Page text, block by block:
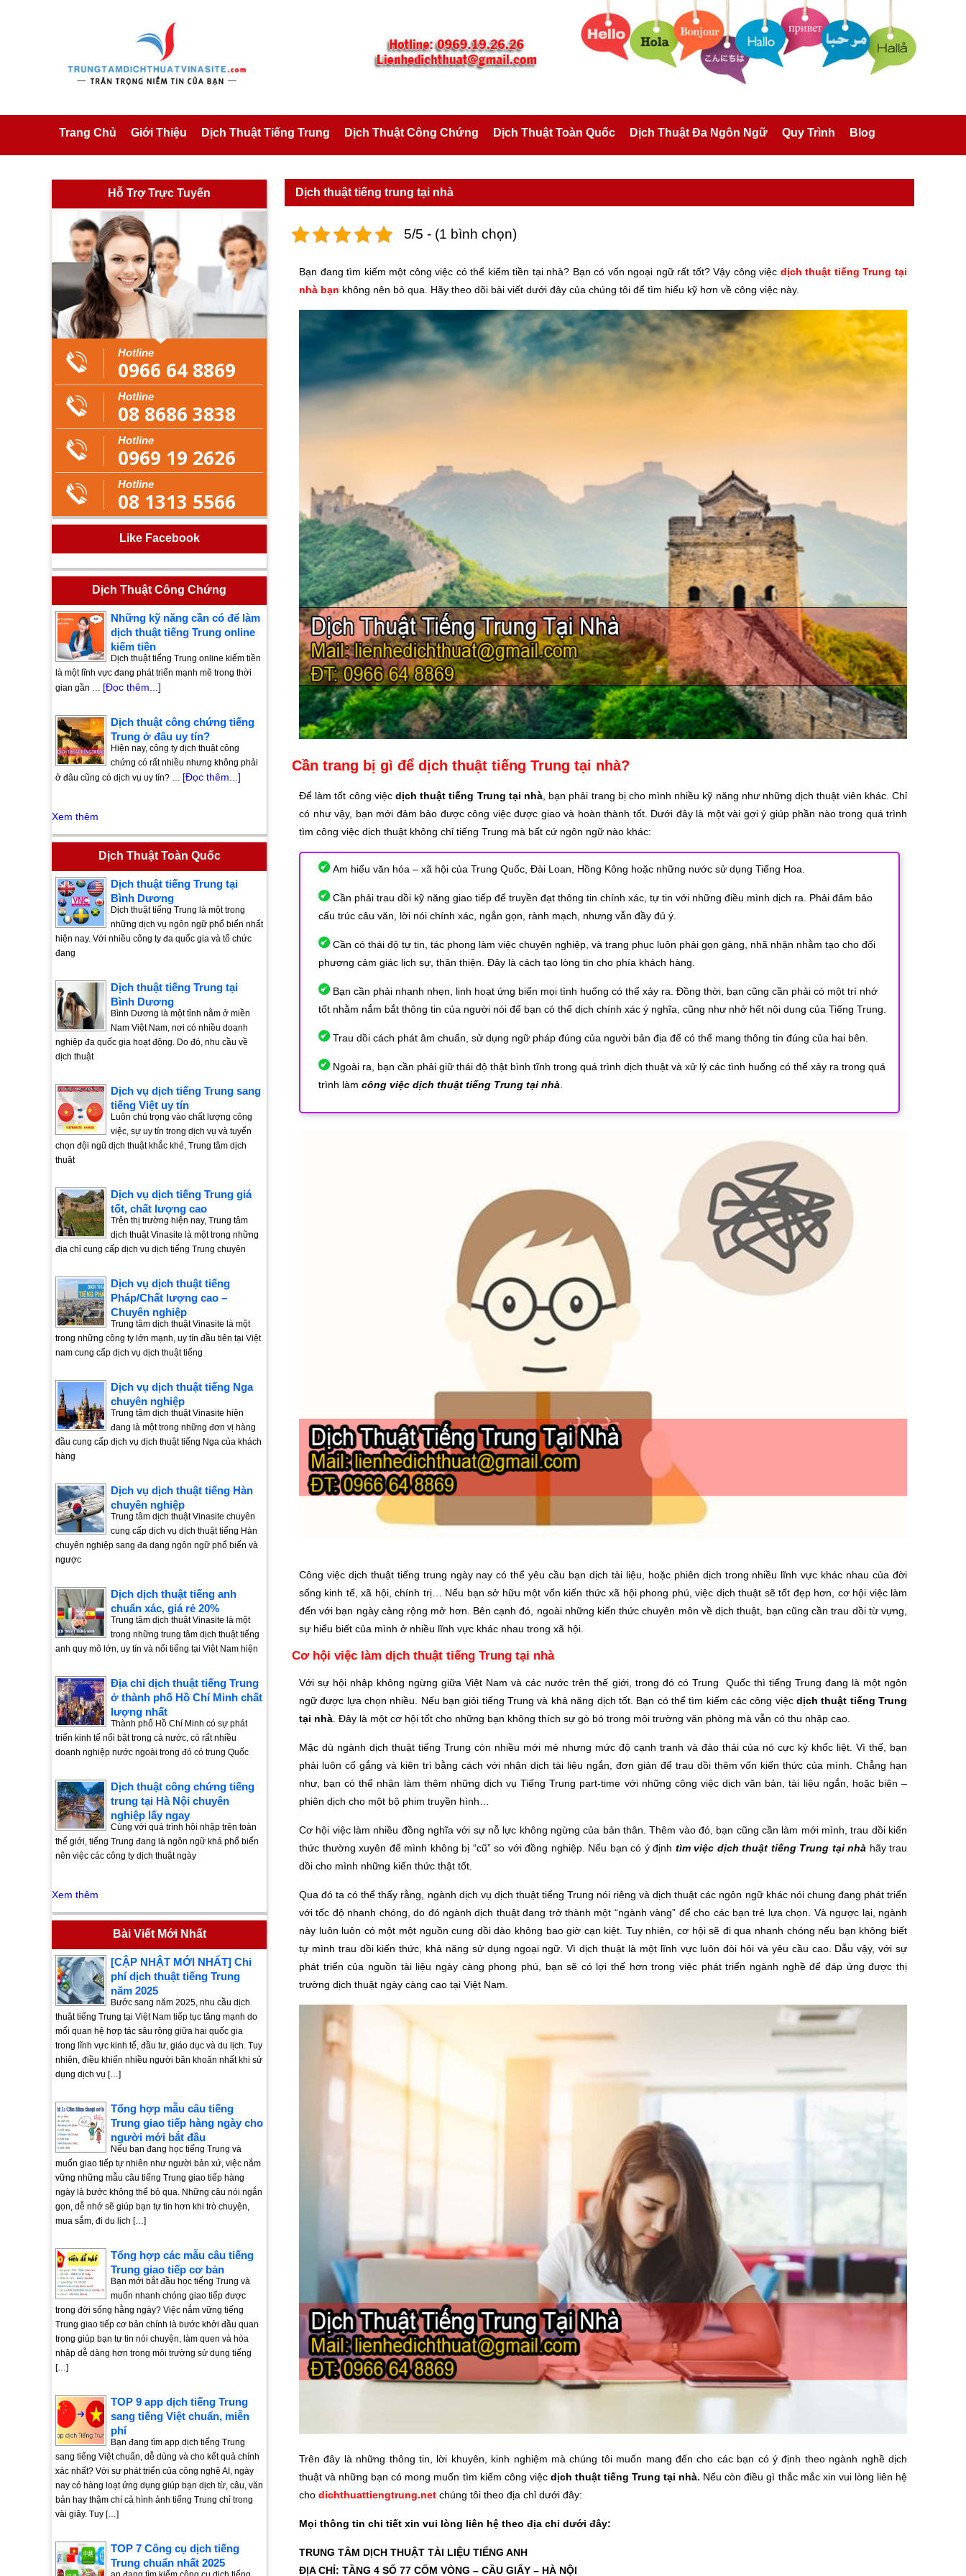
Trang Chủ Giới Thiệu Dịch Thuật Tiếng Trung Dịch Thuật Công Chứng Dịch Thuật Toàn Quốc Dịch Thuật Đa Ngôn Ngữ Quy Trình Blog
Dịch thuật tiếng trung tại nhà
5/5 - (1 bình chọn)
Bạn đang tìm kiếm một công việc có thể kiếm tiền tại nhà? Bạn có vốn ngoại ngữ rất tốt? Vậy công việc dịch thuật tiếng Trung tại
nhà bạn không nên bỏ qua. Hãy theo dõi bài viết dưới đây của chúng tôi để tìm hiểu kỹ hơn về công việc này.
Cần trang bị gì để dịch thuật tiếng Trung tại nhà?
Để làm tốt công việc dịch thuật tiếng Trung tại nhà, bạn phải trang bị cho mình nhiều kỹ năng như những dịch thuật viên khác. Chỉ
có như vậy, bạn mới đảm bảo được công việc được giao và hoàn thành tốt. Dưới đây là một vài gợi ý giúp phần nào trong quá trình
tìm công việc dịch thuật không chỉ tiếng Trung mà bất cứ ngôn ngữ nào khác:
Am hiểu văn hóa – xã hội của Trung Quốc, Đài Loan, Hồng Kông hoặc những nước sử dụng Tiếng Hoa.
Cần phải trau dồi kỹ năng giao tiếp để truyền đạt thông tin chính xác, tự tin với những điều mình dịch ra. Phải đảm bảo
cấu trúc câu văn, lời nói chính xác, ngắn gọn, rành mạch, nhưng vẫn đầy đủ ý.
Cần có thái độ tự tin, tác phong làm việc chuyên nghiệp, và trang phục luôn phải gọn gàng, nhã nhặn nhằm tạo cho đối
phương cảm giác lịch sự, thân thiện. Đây là cách tạo lòng tin cho phía khách hàng.
Bạn cần phải nhanh nhẹn, linh hoạt ứng biến mọi tình huống có thể xảy ra. Đồng thời, bạn cũng cần phải có một trí nhớ
tốt nhằm nắm bắt thông tin của người nói để bạn có thể dịch chính xác ý nghĩa, cũng như nhớ hết nội dung của Tiếng Trung.
Trau dồi cách phát âm chuẩn, sử dụng ngữ pháp đúng của người bản địa để có thể mang thông tin đúng của hai bên.
Ngoài ra, bạn cần phải giữ thái độ thật bình tĩnh trong quá trình dịch thuật và xử lý các tình huống có thể xảy ra trong quá
trình làm công việc dịch thuật tiếng Trung tại nhà
Công việc dịch thuật tiếng trung ngày nay có thể yêu cầu bạn dịch tài liệu, hoặc phiên dịch trong nhiều lĩnh vực khác nhau của đời
sống kinh tế, xã hội, chính trị… Nếu bạn sở hữu một vốn kiến thức xã hội phong phú, việc dịch thuật sẽ tốt đẹp hơn, cơ hội việc làm
đến với bạn ngày càng rộng mở hơn. Bên cạnh đó, ngoài những kiến thức chuyên môn về dịch thuật, bạn cũng cần trau dồi từ vựng,
sự hiểu biết của mình ở nhiều lĩnh vực khác nhau trong xã hội.
Cơ hội việc làm dịch thuật tiếng Trung tại nhà
Với sự hội nhập không ngừng giữa Việt Nam và các nước trên thế giới, trong đó có Trung Quốc thì tiếng Trung đang là một ngôn
ngữ được lựa chọn nhiều. Nếu bạn giỏi tiếng Trung và khả năng dịch tốt. Bạn có thể tìm kiếm các công việc dịch thuật tiếng Trung
tại nhà . Đây là một cơ hội tốt cho những bạn không thích sự gò bó trong môi trường văn phòng mà vẫn có thu nhập cao.
Mặc dù ngành dịch thuật tiếng Trung còn nhiều mới mẻ nhưng mức độ cạnh tranh và đào thải của nó cực kỳ khốc liệt. Vì thế, bạn
phải luôn cố gắng và kiên trì bằng cách với nhận dịch tài liệu ngắn, đơn giản để trau dồi thêm vốn kiến thức của mình. Chẳng hạn
như, bạn có thể nhận làm thêm những dịch vụ Tiếng Trung part-time với những công việc dịch văn bản, tài liệu ngắn, hoặc biên –
phiên dịch cho một bộ phim truyền hình…
Cơ hội việc làm nhiều đồng nghĩa với sự nỗ lực không ngừng của bản thân. Thêm vào đó, bạn cũng cần làm mới mình, trau dồi kiến
thức thường xuyên để mình không bị “cũ” so với đồng nghiệp. Nếu bạn có ý định tìm việc dịch thuật tiếng Trung tại nhà hãy trau
dồi cho mình những kiến thức thật tốt.
Qua đó ta có thể thấy rằng, ngành dịch vụ dịch thuật tiếng Trung nói riêng và dịch thuật các ngôn ngữ khác nói chung đang phát triển
với tốc độ nhanh chóng, do đó ngành dịch thuật đang trở thành một “ngành vàng” để cho các bạn trẻ lựa chọn. Và ngược lại, ngành
này luôn luôn có một một nguồn cung dồi dào không bao giờ cạn kiệt. Tuy nhiên, cơ hội sẽ đi qua nhanh chóng nếu bạn không biết
tự mình trau dồi kiến thức, khả năng sử dụng ngoại ngữ. Vì dịch thuật là một lĩnh vực luôn đòi hỏi và yêu cầu cao. Dẫu vậy, với sự
phát triển của nguồn tài liệu ngày càng phong phú, bạn sẽ có lợi thế hơn trong việc phát triển ngành nghề để đáp ứng được thị
trường dịch thuật ngày càng cao tại Việt Nam.
Trên đây là những thông tin, lời khuyên, kinh nghiệm mà chúng tôi muốn mang đến cho các bạn có ý định theo ngành nghề dịch
thuật và những bạn có mong muốn tìm kiếm công việc dịch thuật tiếng Trung tại nhà. Nếu còn điều gì thắc mắc xin vui lòng liên hệ
cho dichthuattiengtrung.net chúng tôi theo địa chỉ dưới đây:
Mọi thông tin chi tiết xin vui lòng liên hệ theo địa chỉ dưới đây:
TRUNG TÂM DỊCH THUẬT TÀI LIỆU TIẾNG ANH
ĐỊA CHỈ: TẦNG 4 SỐ 77 CỐM VÒNG – CẦU GIẤY – HÀ NỘI
Hỗ Trợ Trực Tuyến
Hotline
0966 64 8869
Hotline
08 8686 3838
Hotline
0969 19 2626
Hotline
08 1313 5566
Like Facebook
Dịch Thuật Công Chứng
Những kỹ năng cần có để làm
dịch thuật tiếng Trung online
kiếm tiền
Dịch thuật tiếng Trung online kiếm tiền
là một lĩnh vực đang phát triển mạnh mẽ trong thời
gian gần … [Đọc thêm...]
Dịch thuật công chứng tiếng
Trung ở đâu uy tín?
Hiện nay, công ty dịch thuật công
chứng có rất nhiều nhưng không phải
ở đâu cũng có dịch vụ uy tín? … [Đọc thêm...]
Xem thêm
Dịch Thuật Toàn Quốc
Dịch thuật tiếng Trung tại
Bình Dương
Dịch thuật tiếng Trung là một trong
những dịch vụ ngôn ngữ phổ biến nhất
hiện nay. Với nhiều công ty đa quốc gia và tổ chức
đang
Dịch thuật tiếng Trung tại
Bình Dương
Bình Dương là một tỉnh nằm ở miền
Nam Việt Nam, nơi có nhiều doanh
nghiệp đa quốc gia hoạt động. Do đó, nhu cầu về
dịch thuật
Dịch vụ dịch tiếng Trung sang
tiếng Việt uy tín
Luôn chú trọng vào chất lượng công
việc, sự uy tín trong dịch vụ và tuyển
chọn đội ngũ dịch thuật khắc khé, Trung tâm dịch
thuật
Dịch vụ dịch tiếng Trung giá
tốt, chất lượng cao
Trên thị trường hiện nay, Trung tâm
dịch thuật Vinasite là một trong những
địa chỉ cung cấp dịch vụ dịch tiếng Trung chuyên
Dịch vụ dịch thuật tiếng
Pháp/Chất lượng cao –
Chuyên nghiệp
Trung tâm dịch thuật Vinasite là một
trong những công ty lớn mạnh, uy tín đầu tiên tại Việt
nam cung cấp dịch vụ dịch thuật tiếng
Dịch vụ dịch thuật tiếng Nga
chuyên nghiệp
Trung tâm dịch thuật Vinasite hiện
đang là một trong những đơn vị hàng
đầu cung cấp dịch vụ dịch thuật tiếng Nga của khách
hàng
Dịch vụ dịch thuật tiếng Hàn
chuyên nghiệp
Trung tâm dịch thuật Vinasite chuyên
cung cấp dịch vụ dịch thuật tiếng Hàn
chuyên nghiệp sang đa dạng ngôn ngữ phổ biến và
ngược
Dịch dịch thuật tiếng anh
chuẩn xác, giá rẻ 20%
Trung tâm dịch thuật Vinasite là một
trong những trung tâm dịch thuật tiếng
anh quy mô lớn, uy tín và nổi tiếng tại Việt Nam hiện
Địa chỉ dịch thuật tiếng Trung
ở thành phố Hồ Chí Minh chất
lượng nhất
Thành phố Hồ Chí Minh có sự phát
triển kinh tế nổi bật trong cả nước, có rất nhiều
doanh nghiệp nước ngoài trong đó có trung Quốc
Dịch thuật công chứng tiếng
trung tại Hà Nội chuyên
nghiệp lấy ngay
Cùng với quá trình hội nhập trên toàn
thế giới, tiếng Trung đang là ngôn ngữ khá phổ biến
nên việc các công ty dịch thuật ngày
Xem thêm
Bài Viết Mới Nhất
[CẬP NHẬT MỚI NHẤT] Chi
phí dịch thuật tiếng Trung
năm 2025
Bước sang năm 2025, nhu cầu dịch
thuật tiếng Trung tại Việt Nam tiếp tục tăng mạnh do
mối quan hệ hợp tác sâu rộng giữa hai quốc gia
trong lĩnh vực kinh tế, đầu tư, giáo dục và du lịch. Tuy
nhiên, điều khiến nhiều người băn khoăn nhất khi sử
dụng dịch vụ […]
Tổng hợp mẫu câu tiếng
Trung giao tiếp hàng ngày cho
người mới bắt đầu
Nếu bạn đang học tiếng Trung và
muốn giao tiếp tự nhiên như người bản xứ, việc nắm
vững những mẫu câu tiếng Trung giao tiếp hàng
ngày là bước không thể bỏ qua. Những câu nói ngắn
gọn, dễ nhớ sẽ giúp bạn tự tin hơn khi trò chuyện,
mua sắm, đi du lịch […]
Tổng hợp các mẫu câu tiếng
Trung giao tiếp cơ bản
Bạn mới bắt đầu học tiếng Trung và
muốn nhanh chóng giao tiếp được
trong đời sống hằng ngày? Việc nắm vững tiếng
Trung giao tiếp cơ bản chính là bước khởi đầu quan
trọng giúp bạn tự tin nói chuyện, làm quen và hòa
nhập dễ dàng hơn trong môi trường sử dụng tiếng
[…]
TOP 9 app dịch tiếng Trung
sang tiếng Việt chuẩn, miễn
phí
Bạn đang tìm app dịch tiếng Trung
sang tiếng Việt chuẩn, dễ dùng và cho kết quả chính
xác nhất? Với sự phát triển của công nghệ AI, ngày
nay có hàng loạt ứng dụng giúp bạn dịch từ, câu, văn
bản hay thậm chí cả hình ảnh tiếng Trung chỉ trong
vài giây. Tuy […]
TOP 7 Công cụ dịch tiếng
Trung chuẩn nhất 2025